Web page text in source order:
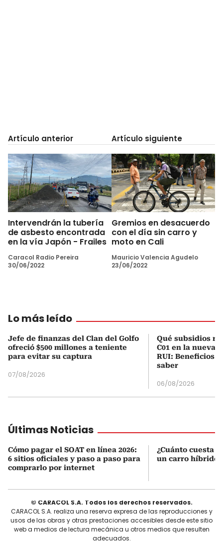
Artículo anterior
Intervendrán la tubería
de asbesto encontrada
en la vía Japón - Frailes
Caracol Radio Pereira
30/06/2022
Artículo siguiente
Gremios en desacuerdo
con el día sin carro y
moto en Cali
Mauricio Valencia Agudelo
23/06/2022
Lo más leído
Jefe de finanzas del Clan del Golfo
ofreció $500 millones a teniente
para evitar su captura
07/08/2026
Qué subsidios
C01 en la nueva
RUI: Beneficios
saber
06/08/2026
Últimas Noticias
Cómo pagar el SOAT en línea 2026:
6 sitios oficiales y paso a paso para
comprarlo por internet
¿Cuánto cuesta
un carro híbrido
© CARACOL S.A. Todos los derechos reservados.
CARACOL S.A. realiza una reserva expresa de las reproducciones y
usos de las obras y otras prestaciones accesibles desde este sitio
web a medios de lectura mecánica u otros medios que resulten
adecuados.